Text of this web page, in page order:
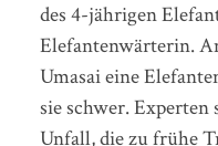
des 4-jährigen
Elefantenwärterin.
Umasai eine
sie schwer.
Unfall, die zu frühe